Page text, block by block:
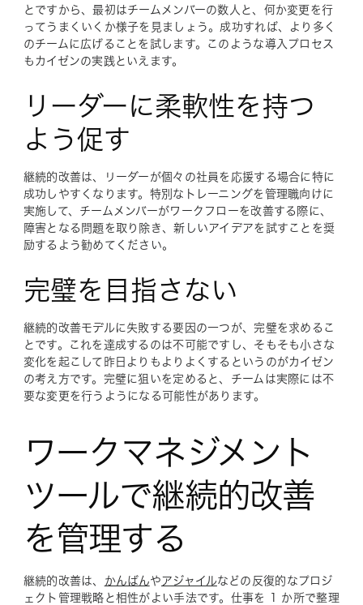
とですから、最初はチームメンバーの数人と、何か変更を行
ってうまくいくか様子を見ましょう。成功すれば、より多く
のチームに広げることを試します。このような導入プロセス
もカイゼンの実践といえます。
リーダーに柔軟性を持つ
よう促す
継続的改善は、リーダーが個々の社員を応援する場合に特に
成功しやすくなります。特別なトレーニングを管理職向けに
実施して、チームメンバーがワークフローを改善する際に、
障害となる問題を取り除き、新しいアイデアを試すことを奨
励するよう勧めてください。
完璧を目指さない
継続的改善モデルに失敗する要因の一つが、完璧を求めるこ
とです。これを達成するのは不可能ですし、そもそも小さな
変化を起こして昨日よりもよりよくするというのがカイゼン
の考え方です。完璧に狙いを定めると、チームは実際には不
要な変更を行うようになる可能性があります。
ワークマネジメント
ツールで継続的改善
を管理する
継続的改善は、 かんばんやアジャイルなどの反復的なプロジ
ェクト管理戦略と相性がよい手法です。仕事を 1 か所で整理